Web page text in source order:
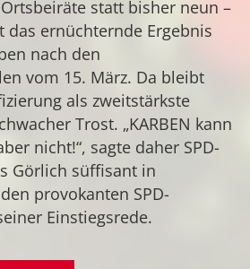
statt bisher neun –
das ernüchternde Ergebnis
nach den
vom 15. März. Da bleibt
als zweitstärkste
Trost. „KARBEN kann
nicht!“, sagte daher SPD-
Görlich süffisant in
provokanten SPD-
Einstiegsrede.